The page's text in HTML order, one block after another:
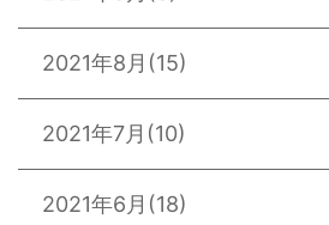
2021年8月 (15)
2021年7月 (10)
2021年6月 (18)